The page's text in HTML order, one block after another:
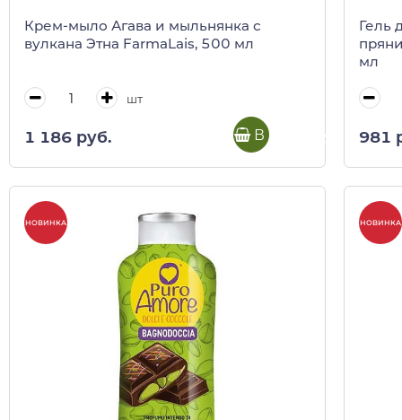
Крем-мыло Агава и мыльнянка с
вулкана Этна FarmaLais, 500 мл
шт
1 186 руб. В корзину
Гель
мл
981
НОВИНКА НОВИНКА